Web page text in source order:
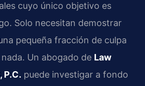
cuyo único objetivo es
Solo necesitan demostrar
pequeña fracción de culpa
Un abogado de Law
P.C. puede investigar a fondo